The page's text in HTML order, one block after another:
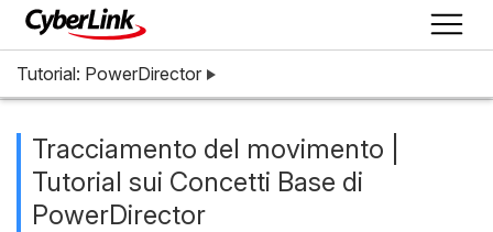
Tutorial: PowerDirector
Tracciamento del movimento |
Tutorial sui Concetti Base di
PowerDirector